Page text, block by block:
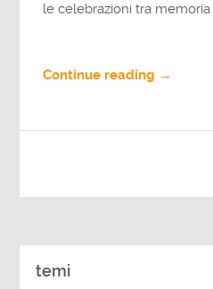
le celebrazioni tra
Continue reading →
temi